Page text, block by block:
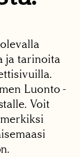
ja tarinoita
Luonto -
Voit